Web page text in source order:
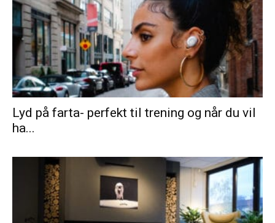
Lyd på farta- perfekt til trening og når du vil
ha...